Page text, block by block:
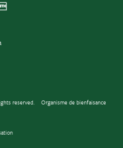

Facebook
vous sur YouTube
reserved.
Organisme de bienfaisance